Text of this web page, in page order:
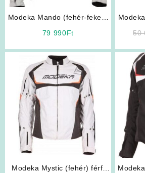
Modeka Mando (fehér-fekete
79 990Ft 50
Modeka Mystic (fehér) férfi